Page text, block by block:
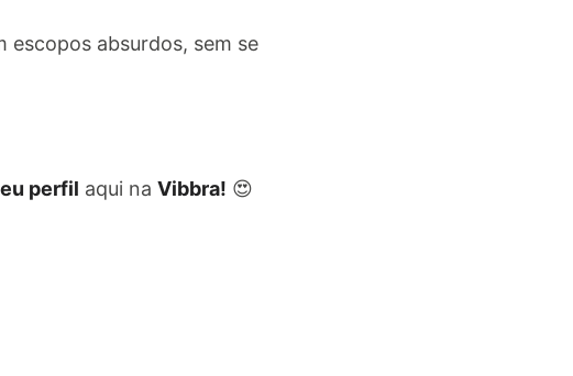
escopos absurdos, sem se
perfil aqui na Vibbra! 😍